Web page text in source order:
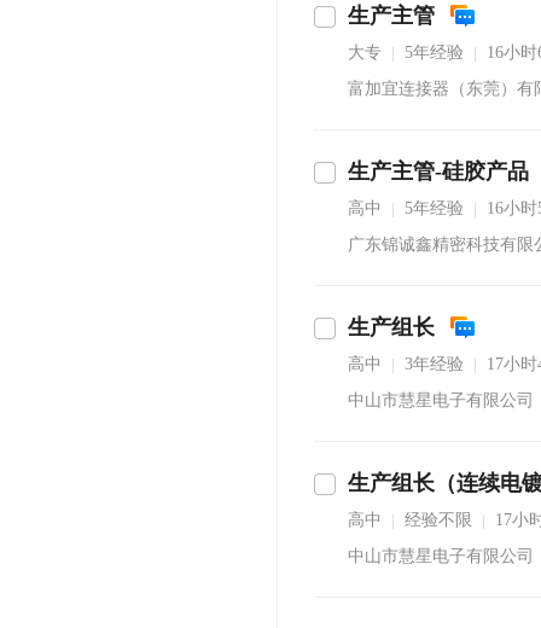
生产主管
大专 5年经验
16小
富加宜连接器（东莞）有
生产主管-硅胶产品
高中 5年经验
16小
广东锦诚鑫精密科技有限
生产组长
高中 3年经验
17小
中山市慧星电子有限公司
生产组长（连续电
高中 经验不限
17小
中山市慧星电子有限公司